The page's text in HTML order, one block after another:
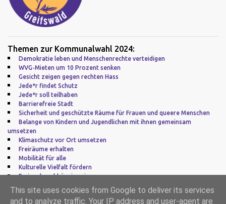
Themen zur Kommunalwahl 2024:
Demokratie leben und Menschenrechte verteidigen
WVG-Mieten um 10 Prozent senken
Gesicht zeigen gegen rechten Hass
Jede*r findet Schutz
Jede*r soll teilhaben
Barrierefreie Stadt
Sicherheit und geschützte Räume für Frauen und queere Menschen
Belange von Kindern und Jugendlichen mit ihnen gemeinsam
umsetzen
Klimaschutz vor Ort umsetzen
Freiräume erhalten
Mobilität für alle
Kulturelle Vielfalt fördern
Frei und unabhängig sein
This site uses cookies from Google to deliver its services
and to analyze traffic. Your IP address and user-agent are